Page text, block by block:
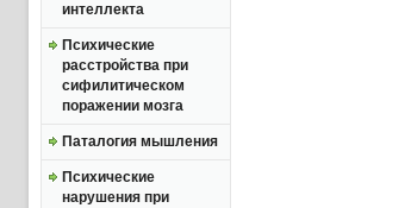
интеллекта
Психические
расстройства при
сифилитическом
поражении мозга
Паталогия мышления
Психические
нарушения при